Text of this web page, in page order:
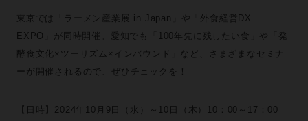
東京では「ラーメン産業展 in Japan」や「外食経営DX
EXPO」が同時開催。愛知でも「100年先に残したい食」や「発
酵食文化×ツーリズム×インバウンド」など、さまざまなセミナ
ーが開催されるので、ぜひチェックを！
【日時】2024年10月9日（水）～10日（木）10：00～17：00